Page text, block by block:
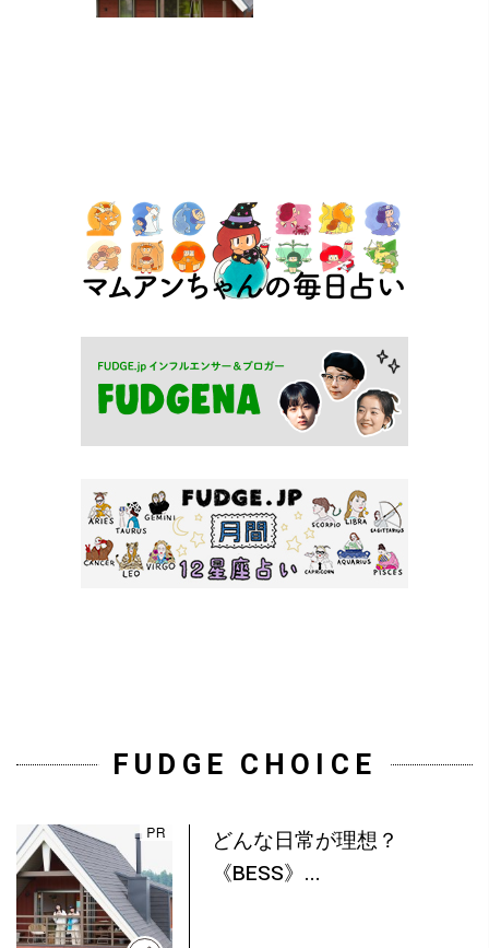
FUDGE CHOICE
どんな日常が理想？
《BESS》...